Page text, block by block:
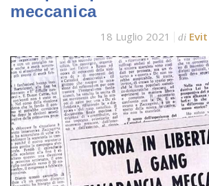
meccanica
18 Luglio 2021 di Evit